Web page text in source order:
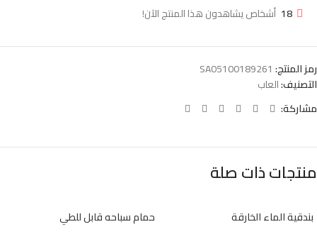
18 أشخاص يشاهدون هذا المنتج الآن!
رمز المنتج: SA05100189261
التصنيف:العاب
مشاركة:
منتجات ذات صلة
بندقية الماء الخارقة
حمام سباحه قابل للطي